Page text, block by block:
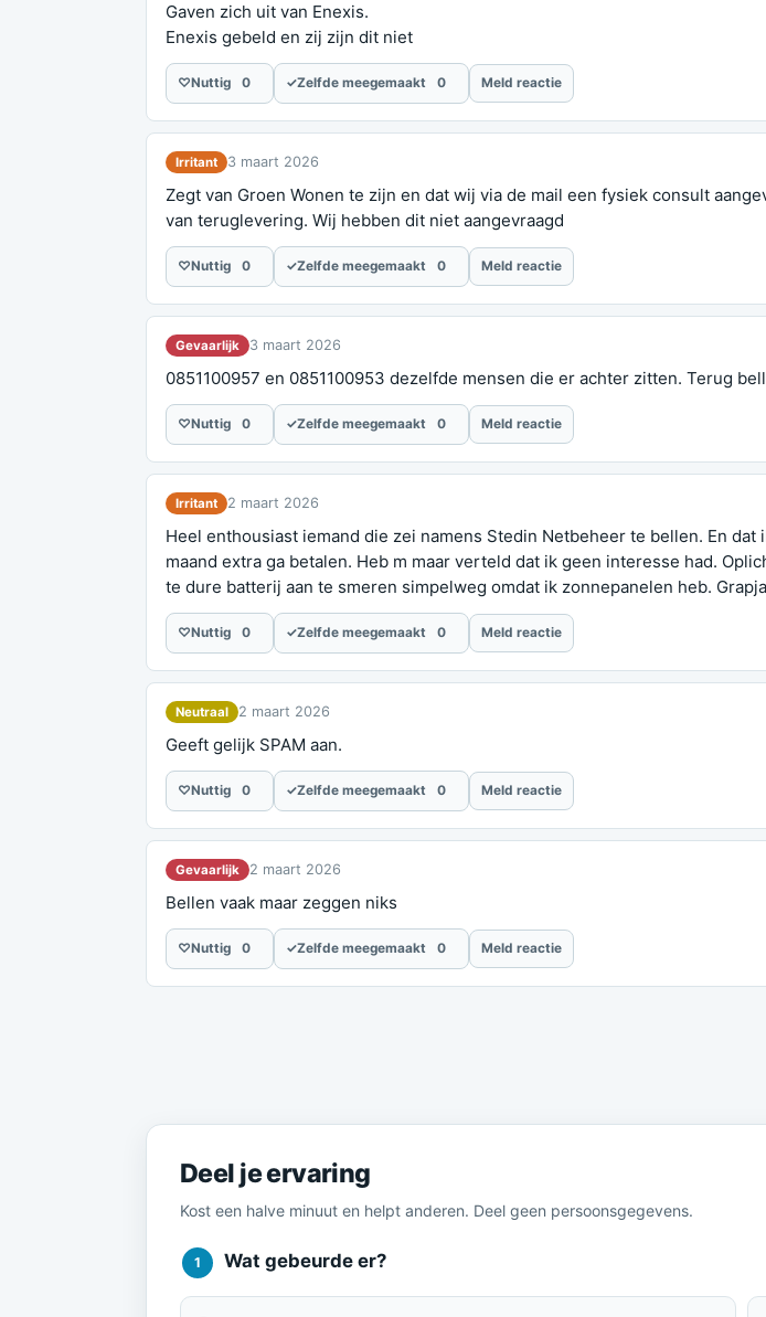
Gaven zich uit van Enexis.
Enexis gebeld en zij zijn dit niet
♡Nuttig 0 ✓Zelfde meegemaakt 0 Meld reactie
Irritant 3 maart 2026
Zegt van Groen Wonen te zijn en dat wij via de mail een fysiek consult
van teruglevering. Wij hebben dit niet aangevraagd
♡Nuttig 0 ✓Zelfde meegemaakt 0 Meld reactie
Gevaarlijk 3 maart 2026
0851100957 en 0851100953 dezelfde mensen die er achter zitten. Terug
♡Nuttig 0 ✓Zelfde meegemaakt 0 Meld reactie
Irritant 2 maart 2026
Heel enthousiast iemand die zei namens Stedin Netbeheer te bellen. En
maand extra ga betalen. Heb m maar verteld dat ik geen interesse had.
te dure batterij aan te smeren simpelweg omdat ik zonnepanelen heb.
♡Nuttig 0 ✓Zelfde meegemaakt 0 Meld reactie
Neutraal 2 maart 2026
Geeft gelijk SPAM aan.
♡Nuttig 0 ✓Zelfde meegemaakt 0 Meld reactie
Gevaarlijk 2 maart 2026
Bellen vaak maar zeggen niks
♡Nuttig 0 ✓Zelfde meegemaakt 0 Meld reactie
Deel je ervaring
Kost een halve minuut en helpt anderen. Deel geen persoonsgegevens.
1 Wat gebeurde er?